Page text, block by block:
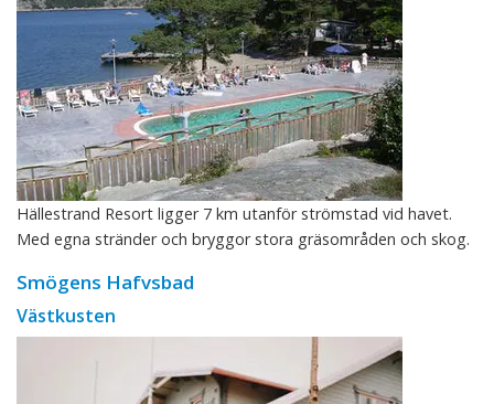
Hällestrand Resort ligger 7 km utanför strömstad vid havet.
Med egna stränder och bryggor stora gräsområden och skog.
Smögens Hafvsbad
Västkusten